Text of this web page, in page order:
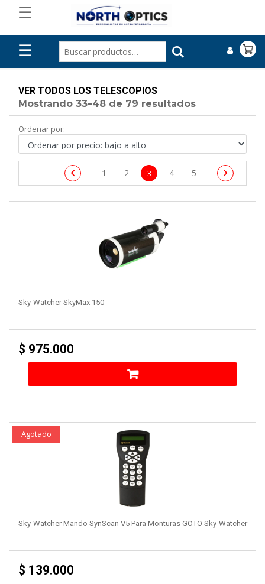
☰
☰
VER TODOS LOS TELESCOPIOS
Mostrando 33–48 de 79 resultados
Ordenar por:
1 2 3 4 5
Sky-Watcher SkyMax 150
$ 975.000
Agotado
Sky-Watcher Mando SynScan V5 Para Monturas GOTO Sky-Watcher
$ 139.000